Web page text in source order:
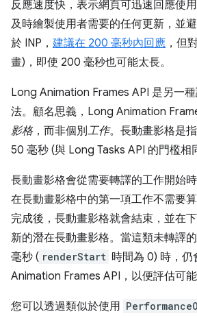
反應速度快，表示網頁可迅速回應使
及時繪製使用者需要的任何更新，並
於 INP， 建議在 200 毫秒內回應 ，但
畫)，即使 200 毫秒也可能太長。
Long Animation Frames API 是另一
法。顧名思義，Long Animation
影格，而非個別工作。長動畫影格是
50 毫秒 (與 Long Tasks API 的門檻相
長動畫影格會從需要轉譯的工作開始
在長動畫影格中的第一項工作不需要
完成後，長動畫影格就會結束，並在
新的潛在長動畫影格。當這類未轉譯
毫秒 ( renderStart 時間為 0) 時，
Animation Frames API，以便評估可能
您可以透過類似於使用